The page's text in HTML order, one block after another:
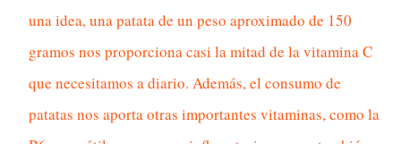
una idea, una patata de un peso aproximado de 150
gramos nos proporciona casi la mitad de la vitamina C
que necesitamos a diario. Además, el consumo de
patatas nos aporta otras importantes vitaminas, como la